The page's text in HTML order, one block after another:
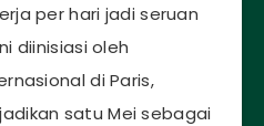
per hari jadi seruan
diinisiasi oleh
di Paris,
satu Mei sebagai